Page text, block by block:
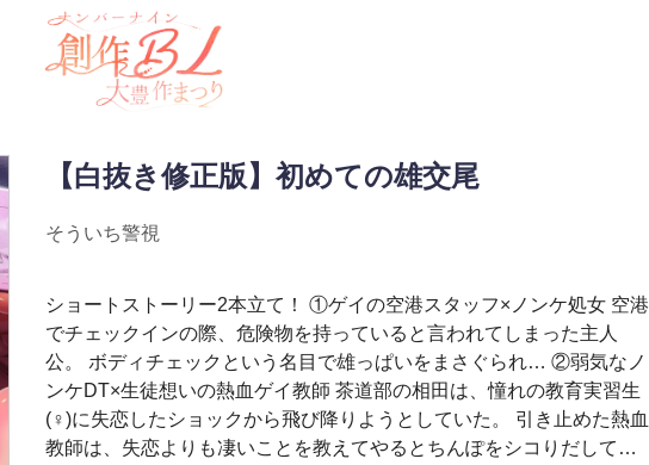
【白抜き修正版】初めての雄交尾
そういち警視
ショートストーリー2本立て！ ①ゲイの空港スタッフ×ノンケ処女 空港
でチェックインの際、危険物を持っていると言われてしまった主人
公。 ボディチェックという名目で雄っぱいをまさぐられ… ②弱気なノ
ンケDT×生徒想いの熱血ゲイ教師 茶道部の相田は、憧れの教育実習生
(♀)に失恋したショックから飛び降りようとしていた。 引き止めた熱血
教師は、失恋よりも凄いことを教えてやるとちんぽをシコりだして…